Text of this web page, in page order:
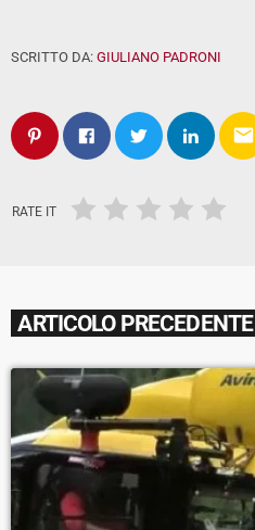
SCRITTO DA: GIULIANO PADRONI
email
RATE IT
ARTICOLO PRECEDENTE